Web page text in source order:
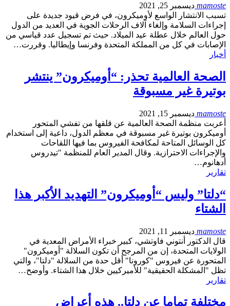
mamoste ديسمبر 25, 2021
تسبب الانتشار الواسع لأوميكرون، في فرض قيود جديدة على
إجراءات السلامة وإلغاء آلاف الرحلات الجوية في العديد من الدول
حول العالم خلال عطلة عيد الميلاد. حيث تم تسجيل عدد قياسي من
الإصابات في كل من المملكة المتحدة وفرنسا وإيطاليا. وقررت…
أخبار
الصحة العالمية تحذر: “أوميكرون” ينتشر
بوتيرة غير مسبوقة
mamoste ديسمبر 15, 2021
أعربت منظمة الصحة العالمية عن قلقها من تفشي المتحور
أوميكرون بوتيرة غير مسبوقة في معظم الدول، داعية إلى استخدام
كل الوسائل المتاحة لمكافحة الفيروس بما فيها اللقاحات
والإجراءات الاحترازية. وقال المدير العام للمنظمة "تيدروس
أدهانوم…
تقارير
“دلتا” وليس “أوميكرون” التهديد الأكبر هذا
الشتاء
mamoste ديسمبر 11, 2021
قال الدكتور أنتوني فاوتشي، كبير خبراء الأمراض المعدية في
الولايات المتحدة، إن من المرجح أن تكون السلالة "أوميكرون"
المتحورة عن فيروس "كورونا" أقل حدة من السلالة "دلتا"، والتي
تظل "المشكلة الحقيقية" للأميركيين خلال هذا الشتاء. وأوضح…
تقارير
مختلفة تماما عن دلتا.. هذه أعراض